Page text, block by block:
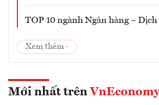
TOP 10 ngành Ngân hàng –
Xem thêm
Mới nhất trên